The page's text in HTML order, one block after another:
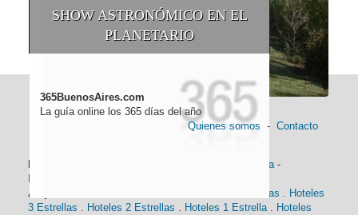
SHOW ASTRONÓMICO EN EL
PLANETARIO
365BuenosAires.com
La guía online los 365 días del año
Quienes somos - Contacto
Historia-
Alojamiento:
Hoteles 4 Estrellas . Hoteles
3 Estrellas . Hoteles 2 Estrellas . Hoteles 1 Estrella. Hoteles